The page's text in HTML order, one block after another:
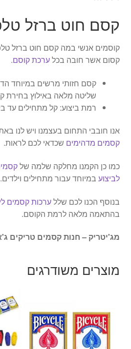
קסם חוט ברזל
קסום אשר חובה בכלערכת קוסם.
קסם חזותי מרשים במיוחד
שליטה מלאה באילוץ בחירת
רמת ביצוע: קל מתחילים עד
אנו חובבי התחום בעצמנו ויש לנו
קסמים מדהימים שכדאי לכם לראות.
כמו כן הקמנו מחלקה שלמה של
לביצועבמיוחד עבור מתחילים וילדים.
בנוסף הכנו לכם שללערכות קסמים
בהתאמה מלאה לרמת הקוסם.
מג'יטריק – חנות קסמים טריקים
מוצרים משודרגים